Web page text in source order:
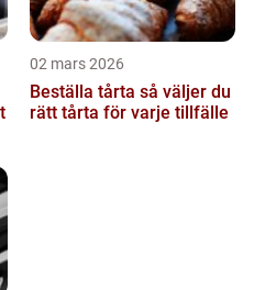
02 mars 2026
Beställa tårta så väljer du
rätt tårta för varje tillfälle